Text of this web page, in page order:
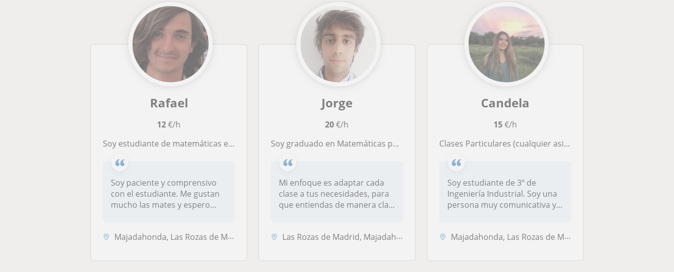
Rafael
12€/h
Soy estudiante de matemáticas en la Universidad Autónoma de Madrid. Puedo dar clase a alumnos de primaria, la ESO y el bachillerato
Soy paciente y comprensivo
con el estudiante. Me gustan
mucho las mates y espero
Majadahonda, Las Rozas de Madrid
Jorge
20€/h
Soy graduado en Matemáticas por la UCM y cuento con 9 años de experiencia enseñando a estudiantes desde secundaria hasta universidad
Mi enfoque es adaptar cada
clase a tus necesidades, para
que entiendas de manera cla...
Las Rozas de Madrid, Majadahonda
Candela
15€/h
Clases Particulares (cualquier asignatura)
Soy estudiante de 3º de
Ingeniería Industrial. Soy una
persona muy comunicativa y
Majadahonda, Las Rozas de Madrid